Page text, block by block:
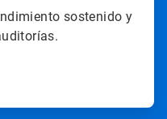
sostenido y